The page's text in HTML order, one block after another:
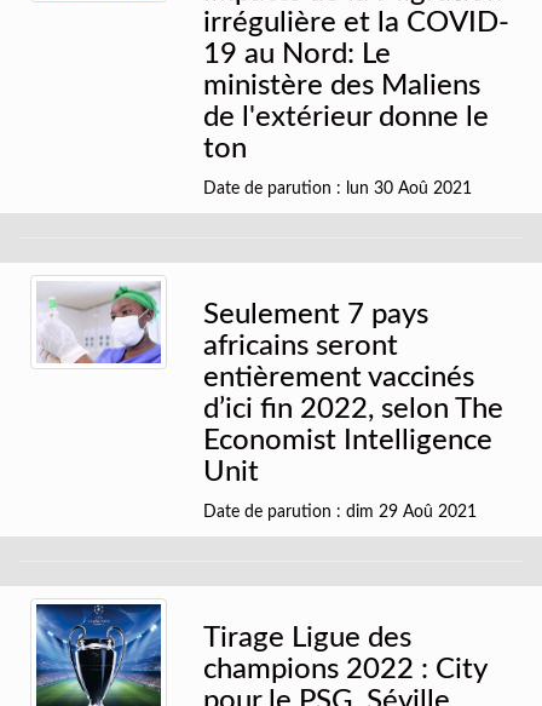
irrégulière et la COVID-
19 au Nord: Le
ministère des Maliens
de l'extérieur donne le
ton
Date de parution : lun 30 Aoû 2021
Seulement 7 pays
africains seront
entièrement vaccinés
d’ici fin 2022, selon The
Economist Intelligence
Unit
Date de parution : dim 29 Aoû 2021
Tirage Ligue des
champions 2022 : City